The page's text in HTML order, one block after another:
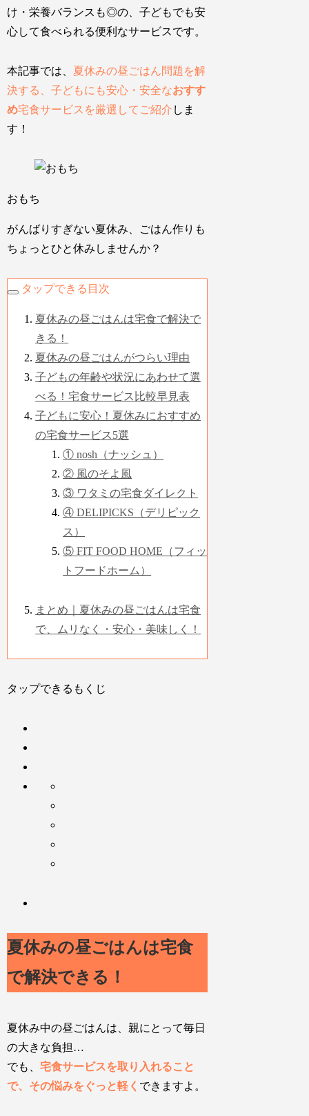
け・栄養バランスも◎の、子どもでも安
心して食べられる便利なサービスです。
本記事では、 夏休みの昼ごはん問題を解
決する、子どもにも安心・安全なおすす
め宅食サービスを厳選してご紹介 しま
す！
おもち
がんばりすぎない夏休み、ごはん作りも
ちょっとひと休みしませんか？
タップできる目次
夏休みの昼ごはんは宅食で解決で
きる！
夏休みの昼ごはんがつらい理由
子どもの年齢や状況にあわせて選
べる！宅食サービス比較早見表
子どもに安心！夏休みにおすすめ
の宅食サービス5選
①nosh（ナッシュ）
② 風のそよ風
③ ワタミの宅食ダイレクト
④DELIPICKS（デリピック
ス）
⑤FIT FOOD HOME（フィッ
トフードホーム）
まとめ｜夏休みの昼ごはんは宅食
で、ムリなく・安心・美味しく！
タップできるもくじ
夏休みの昼ごはんは宅食
で解決できる！
夏休み中の昼ごはんは、親にとって毎日
の大きな負担…
でも、宅食サービスを取り入れること
で、その悩みをぐっと軽く できますよ。